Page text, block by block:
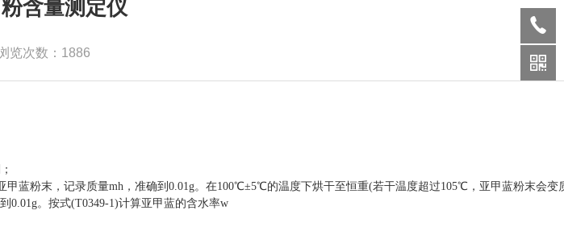
含量测定仪
览次数：1886
蓝粉末，记录质量mh， 准确到 0.01g。在100℃±5℃的温度下烘干至恒重(若干温度超过105℃，亚甲蓝粉末会变
到 0.01g。按式(T0349-1)计算亚甲蓝的含水率w